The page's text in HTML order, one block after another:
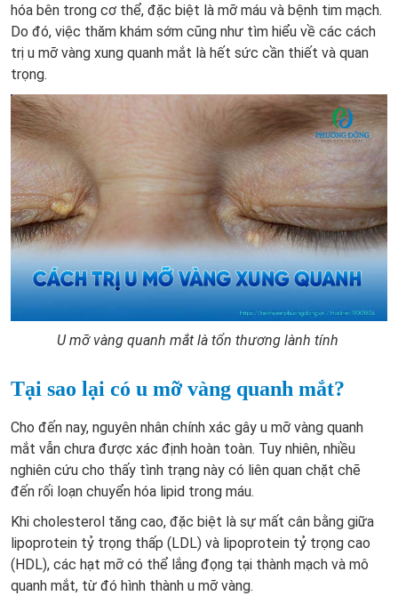
hóa bên trong cơ thể, đặc biệt là mỡ máu và bệnh tim mạch.
Do đó, việc thăm khám sớm cũng như tìm hiểu về các cách
trị u mỡ vàng xung quanh mắt là hết sức cần thiết và quan
trọng.
U mỡ vàng quanh mắt là tổn thương lành tính
Tại sao lại có u mỡ vàng quanh mắt?
Cho đến nay, nguyên nhân chính xác gây u mỡ vàng quanh
mắt vẫn chưa được xác định hoàn toàn. Tuy nhiên, nhiều
nghiên cứu cho thấy tình trạng này có liên quan chặt chẽ
đến rối loạn chuyển hóa lipid trong máu.
Khi cholesterol tăng cao, đặc biệt là sự mất cân bằng giữa
lipoprotein tỷ trọng thấp (LDL) và lipoprotein tỷ trọng cao
(HDL), các hạt mỡ có thể lắng đọng tại thành mạch và mô
quanh mắt, từ đó hình thành u mỡ vàng.